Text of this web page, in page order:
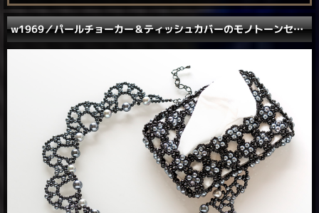
w1969／パールチョーカー＆ティッシュカバーのモノトーンセット